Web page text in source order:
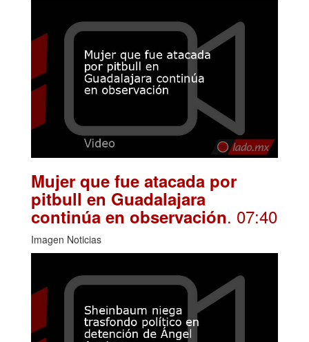
Mujer que fue atacada por
pitbull en Guadalajara
continúa en observación. 07:40
Imagen Noticias